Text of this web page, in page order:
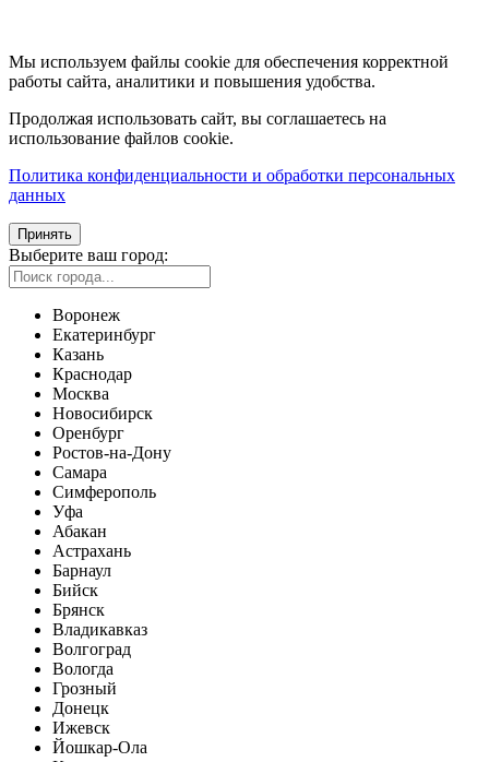
Мы используем файлы cookie для обеспечения корректной
работы сайта, аналитики и повышения удобства.
Продолжая использовать сайт, вы соглашаетесь на
использование файлов cookie.
Политика конфиденциальности и обработки персональных
данных
Принять
Выберите ваш город:
Воронеж
Екатеринбург
Казань
Краснодар
Москва
Новосибирск
Оренбург
Ростов-на-Дону
Самара
Симферополь
Уфа
Абакан
Астрахань
Барнаул
Бийск
Брянск
Владикавказ
Волгоград
Вологда
Грозный
Донецк
Ижевск
Йошкар-Ола